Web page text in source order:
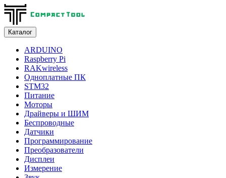
Каталог
ARDUINO
Raspberry Pi
RAKwireless
Одноплатные ПК
STM32
Питание
Моторы
Драйверы и ШИМ
Беспроводные
Датчики
Программирование
Преобразователи
Дисплеи
Измерение